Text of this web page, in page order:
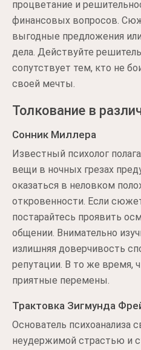
процветание и
финансовых вопросов.
выгодные предложения
дела. Действуйте
сопутствует тем, кто не
своей мечты.
Толкование в
Сонник Миллера
Известный психолог
вещи в ночных грезах
оказаться в неловком
откровенности. Если
постарайтесь проявить
общении. Внимательно
излишняя доверчивость
репутации. В то же время,
приятные перемены.
Трактовка Зигмунда
Основатель психоанализа
неудержимой страстью и